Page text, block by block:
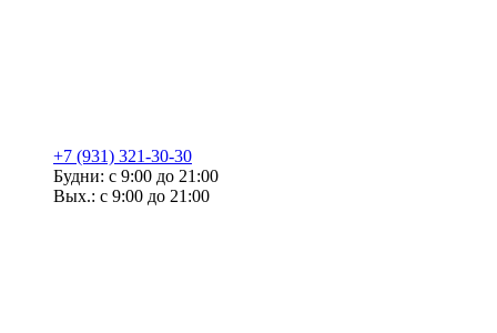
+7 (931) 321-30-30
Будни: с 9:00 до 21:00
Вых.: с 9:00 до 21:00